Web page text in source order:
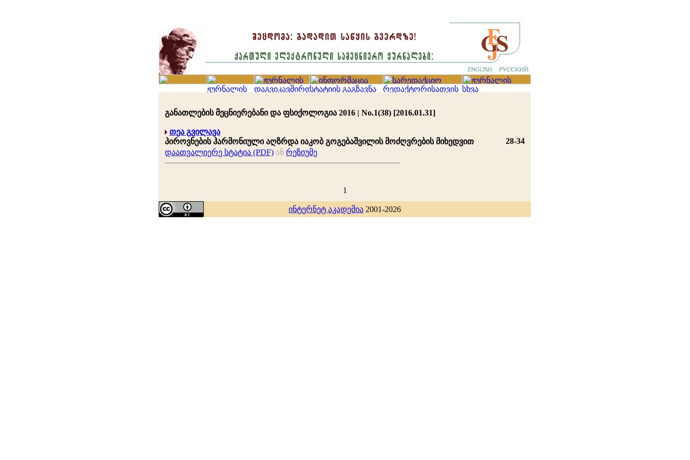
განათლების მეცნიერებანი და ფსიქოლოგია 2016 | No.1(38) [2016.01.31]
თეა გვილავა
პიროვნების ჰარმონიული აღზრდა იაკობ გოგებაშვილის მოძღვრების მიხედვით
28-34
დაათვალიერე სტატია (PDF) ან რეზიუმე
1
ინტერნეტ აკადემია 2001-2026